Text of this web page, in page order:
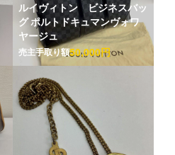
ルイヴィトン ビジネスバッ
グ ポルトドキュマンヴォワ
ヤージュ
売主手取り額50,000円